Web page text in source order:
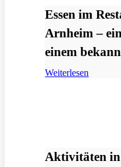
Essen im
Arnheim –
einem
Weiterlesen
Aktivitäten